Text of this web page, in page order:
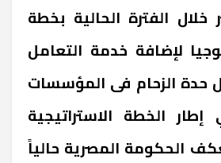
خلال الفترة الحالية بخطة
لإضافة خدمة التعامل
حدة الزحام فى المؤسسات
الخطة الاستراتيجية
الحكومة المصرية حالياً